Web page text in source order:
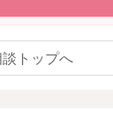
トップへ